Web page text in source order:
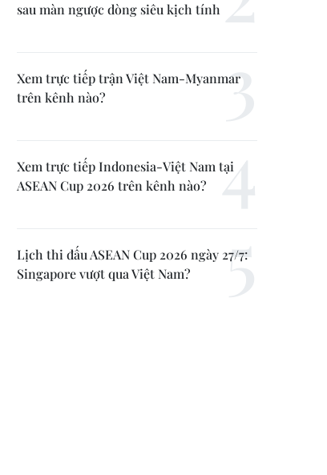
sau màn ngược dòng siêu kịch tính
Xem trực tiếp trận Việt Nam-Myanmar
trên kênh nào?
Xem trực tiếp Indonesia-Việt Nam tại
ASEAN Cup 2026 trên kênh nào?
Lịch thi đấu ASEAN Cup 2026 ngày 27/7:
Singapore vượt qua Việt Nam?